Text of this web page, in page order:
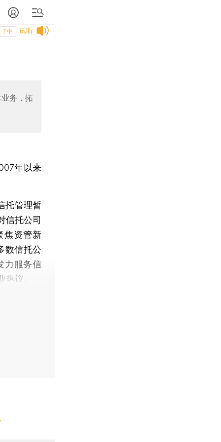
试听
T中
务，拓
年以来
托管理暂
信托公司
焦资管新
数信托公
力服务信
议。